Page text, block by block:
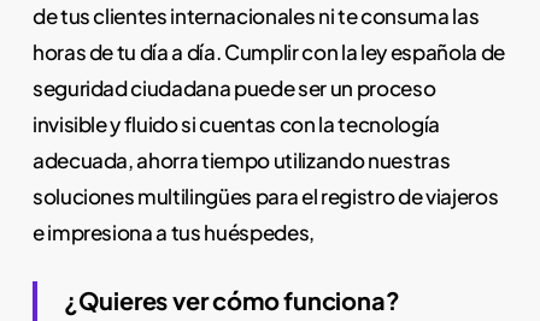
de tus clientes internacionales ni te consuma las
horas de tu día a día. Cumplir con la ley española de
seguridad ciudadana puede ser un proceso
invisible y fluido si cuentas con la tecnología
adecuada, ahorra tiempo utilizando nuestras
soluciones multilingües para el registro de viajeros
e impresiona a tus huéspedes,
¿Quieres ver cómo funciona?